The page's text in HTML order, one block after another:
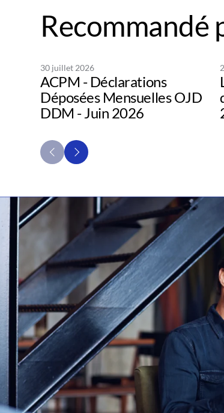
Recommandé
30 juillet 2026
ACPM - Déclarations
Déposées Mensuelles OJD
DDM - Juin 2026